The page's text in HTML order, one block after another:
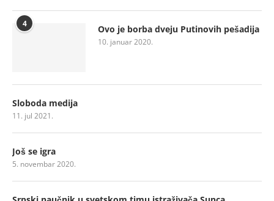
4 Ovo je borba dveju Putinovih pešadija
10. januar 2020.
Sloboda medija
11. jul 2021.
Još se igra
5. novembar 2020.